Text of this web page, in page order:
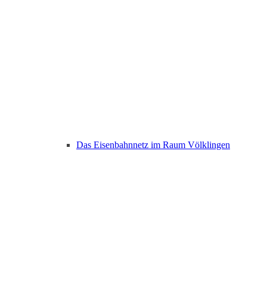
Das Eisenbahnnetz im Raum Völklingen